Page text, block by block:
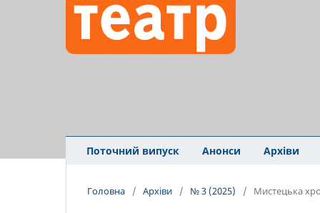
Поточний випуск Анонси Архіви
Головна / Архіви / № 3 (2025) / Мистецька